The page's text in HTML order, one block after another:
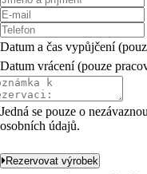
Datum a čas vypůjčení
Datum vrácení (pouze
Jedná se pouze o
osobních údajů.
Rezervovat výrobek